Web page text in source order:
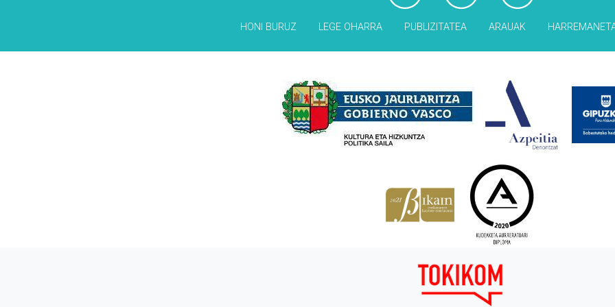
HONI BURUZ LEGE OHARRA PUBLIZITATEA ARAUAK